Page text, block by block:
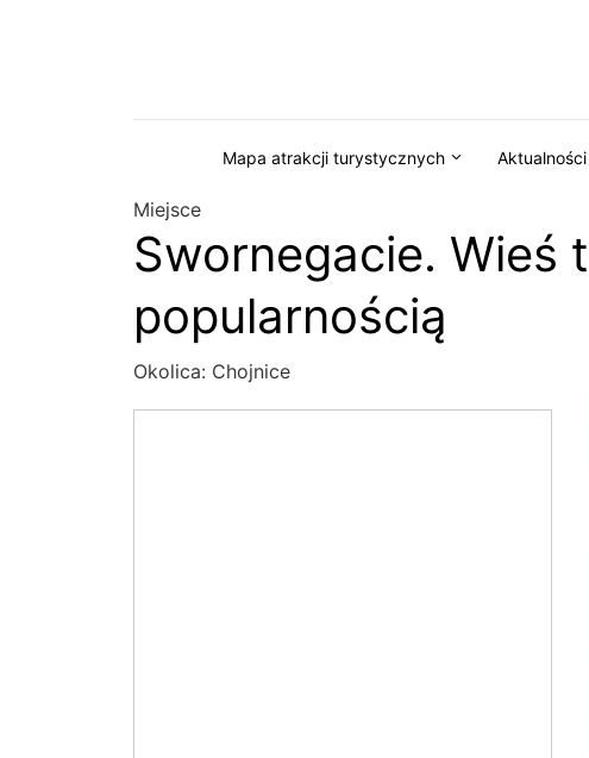
Mapa atrakcji turystycznych Aktualności
Miejsce
Swornegacie. Wieś
popularnością
Okolica: Chojnice